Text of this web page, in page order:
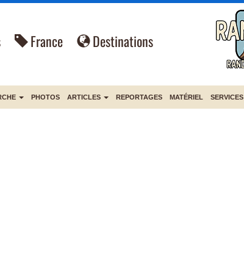
France Destinations
PHOTOS ARTICLES REPORTAGES MATÉRIEL SERVICES